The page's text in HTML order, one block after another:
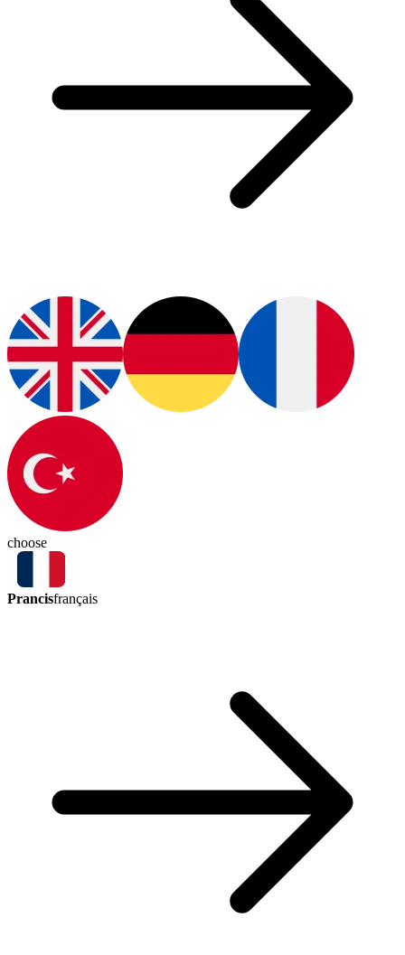
choose
Prancisfrançais